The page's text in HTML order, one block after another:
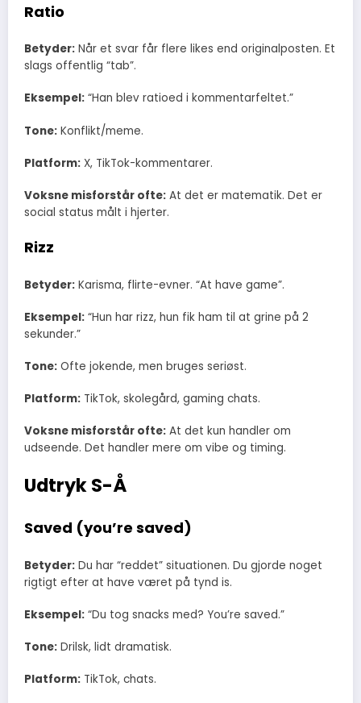
Ratio
Betyder: Når et svar får flere likes end originalposten. Et
slags offentlig “tab”.
Eksempel: “Han blev ratioed i kommentarfeltet.”
Tone: Konflikt/meme.
Platform: X, TikTok-kommentarer.
Voksne misforstår ofte: At det er matematik. Det er
social status målt i hjerter.
Rizz
Betyder: Karisma, flirte-evner. “At have game”.
Eksempel: “Hun har rizz, hun fik ham til at grine på 2
sekunder.”
Tone: Ofte jokende, men bruges seriøst.
Platform: TikTok, skolegård, gaming chats.
Voksne misforstår ofte: At det kun handler om
udseende. Det handler mere om vibe og timing.
Udtryk S-Å
Saved (you’re saved)
Betyder: Du har “reddet” situationen. Du gjorde noget
rigtigt efter at have været på tynd is.
Eksempel: “Du tog snacks med? You’re saved.”
Tone: Drilsk, lidt dramatisk.
Platform: TikTok, chats.